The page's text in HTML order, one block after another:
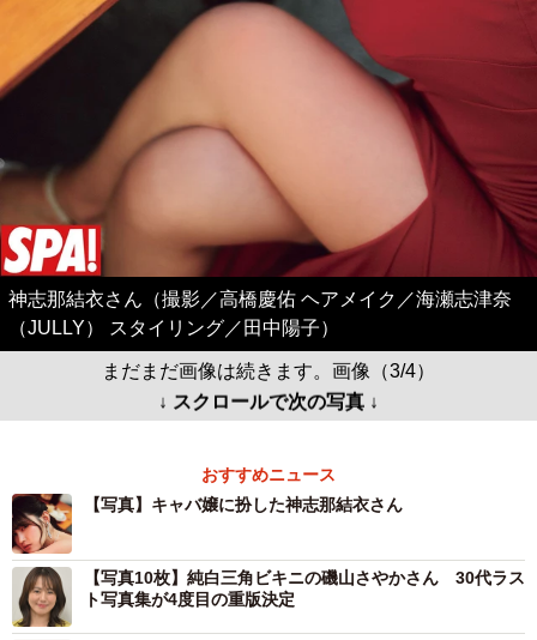
神志那結衣さん（撮影／高橋慶佑 ヘアメイク／海瀬志津奈
（JULLY） スタイリング／田中陽子）
まだまだ画像は続きます。画像（3/4）
↓ スクロールで次の写真 ↓
おすすめニュース
【写真】キャバ嬢に扮した神志那結衣さん
【写真10枚】純白三角ビキニの磯山さやかさん 30代ラス
ト写真集が4度目の重版決定